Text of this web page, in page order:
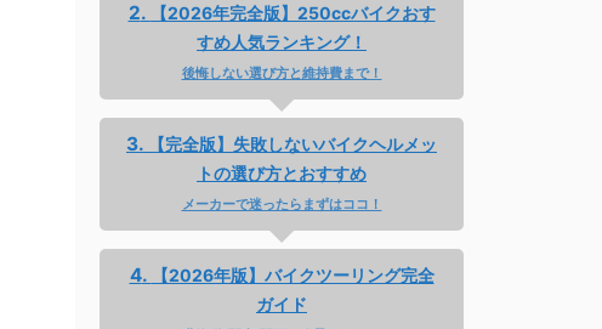
【2026年完全版】250ccバイクおす
すめ人気ランキング！
後悔しない選び方と維持費まで！
【完全版】失敗しないバイクヘルメッ
トの選び方とおすすめ
メーカーで迷ったらまずはココ！
【2026年版】バイクツーリング完全
ガイド